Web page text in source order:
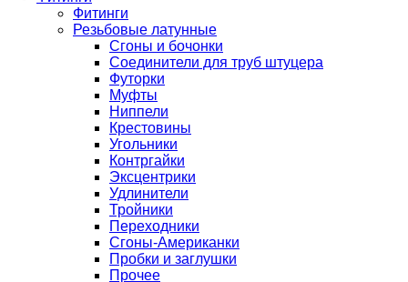
Фитинги
Резьбовые латунные
Сгоны и бочонки
Соединители для труб штуцера
Футорки
Муфты
Ниппели
Крестовины
Угольники
Контргайки
Эксцентрики
Удлинители
Тройники
Переходники
Сгоны-Американки
Пробки и заглушки
Прочее